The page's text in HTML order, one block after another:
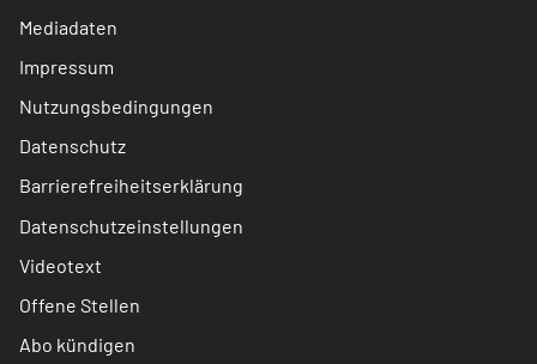
Mediadaten
Impressum
Nutzungsbedingungen
Datenschutz
Barrierefreiheitserklärung
Datenschutzeinstellungen
Videotext
Offene Stellen
Abo kündigen